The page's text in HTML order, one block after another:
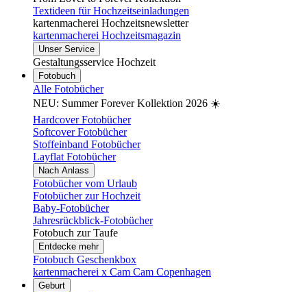
Textideen für Hochzeitseinladungen
kartenmacherei Hochzeitsnewsletter
kartenmacherei Hochzeitsmagazin
Unser Service
Gestaltungsservice Hochzeit
Fotobuch
Alle Fotobücher
NEU: Summer Forever Kollektion 2026 ☀️
Hardcover Fotobücher
Softcover Fotobücher
Stoffeinband Fotobücher
Layflat Fotobücher
Nach Anlass
Fotobücher vom Urlaub
Fotobücher zur Hochzeit
Baby-Fotobücher
Jahresrückblick-Fotobücher
Fotobuch zur Taufe
Entdecke mehr
Fotobuch Geschenkbox
kartenmacherei x Cam Cam Copenhagen
Geburt